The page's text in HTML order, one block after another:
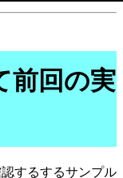
前回の実
するするサンプル